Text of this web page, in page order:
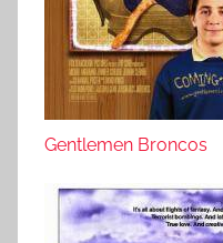
Gentlemen Broncos